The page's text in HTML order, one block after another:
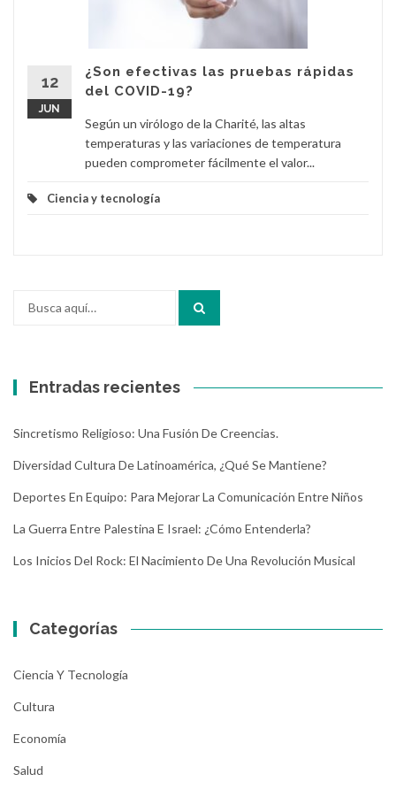
12
JUN
¿Son efectivas las pruebas rápidas
del COVID-19?
Según un virólogo de la Charité, las altas
temperaturas y las variaciones de temperatura
pueden comprometer fácilmente el valor...
Ciencia y tecnología
Entradas recientes
Sincretismo Religioso: Una Fusión De Creencias.
Diversidad Cultura De Latinoamérica, ¿Qué Se Mantiene?
Deportes En Equipo: Para Mejorar La Comunicación Entre Niños
La Guerra Entre Palestina E Israel: ¿Cómo Entenderla?
Los Inicios Del Rock: El Nacimiento De Una Revolución Musical
Categorías
Ciencia Y Tecnología
Cultura
Economía
Salud